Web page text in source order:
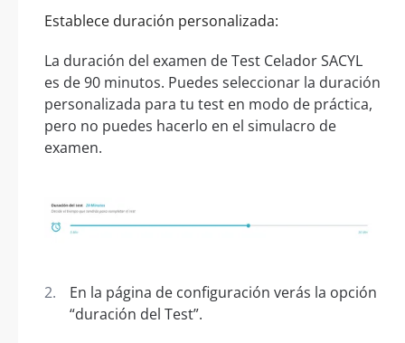
Establece duración personalizada:
La duración del examen de Test Celador SACYL
es de 90 minutos. Puedes seleccionar la duración
personalizada para tu test en modo de práctica,
pero no puedes hacerlo en el simulacro de
examen.
En la página de configuración verás la opción
“duración del Test”.